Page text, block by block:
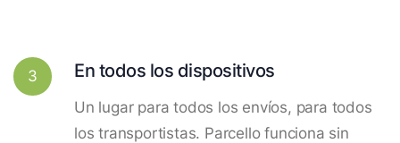
3 En todos los dispositivos
Un lugar para todos los envíos, para todos
los transportistas. Parcello funciona sin